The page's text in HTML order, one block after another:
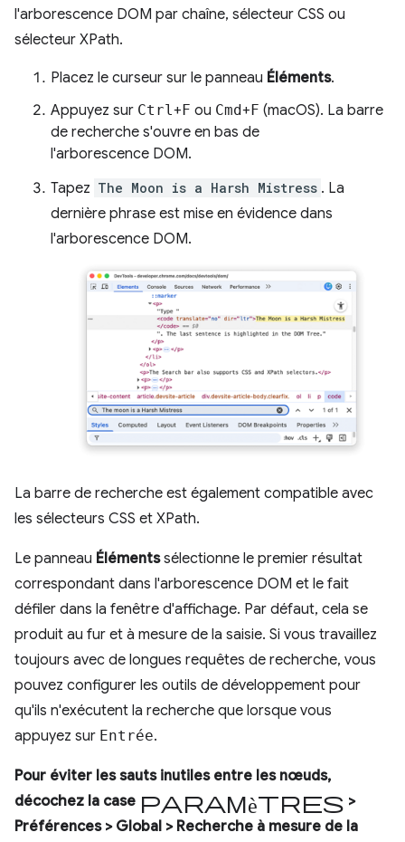
l'arborescence DOM par chaîne, sélecteur CSS ou
sélecteur XPath.
Placez le curseur sur le panneau Éléments.
Appuyez sur Ctrl+ F ou Cmd+ F (macOS). La barre
de recherche s'ouvre en bas de
l'arborescence DOM.
Tapez The Moon is a Harsh Mistress . La
dernière phrase est mise en évidence dans
l'arborescence DOM.
La barre de recherche est également compatible avec
les sélecteurs CSS et XPath.
Le panneau Élémentssélectionne le premier résultat
correspondant dans l'arborescence DOM et le fait
défiler dans la fenêtre d'affichage. Par défaut, cela se
produit au fur et à mesure de la saisie. Si vous travaillez
toujours avec de longues requêtes de recherche, vous
pouvez configurer les outils de développement pour
qu'ils n'exécutent la recherche que lorsque vous
appuyez sur Entrée.
Pour éviter les sauts inutiles entre les nœuds,
décochez la case Paramètres >
Préférences> Global > Recherche à mesure de la